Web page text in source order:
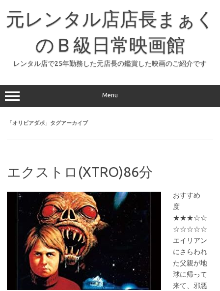
元レンタル店店長まぁく
のＢ級日常映画館
レンタル店で25年勤務した元店長の鑑賞した映画のご紹介です
Menu
「オリビアダボ 」タグアーカイブ
エクストロ(XTRO)86分
おすすめ
度
★★★☆☆
☆☆☆☆☆
エイリアン
にさらわれ
た父親が地
球に帰って
来て、邪悪